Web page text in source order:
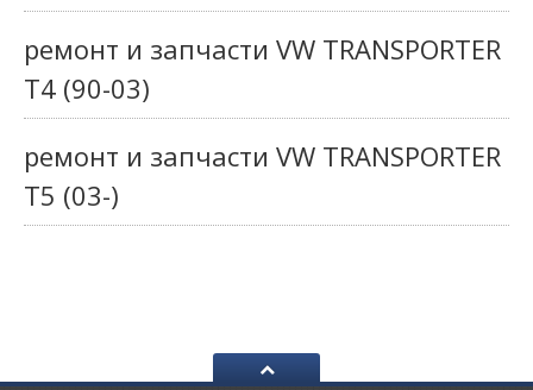
ремонт и запчасти VW TRANSPORTER
T4 (90-03)
ремонт и запчасти VW TRANSPORTER
T5 (03-)